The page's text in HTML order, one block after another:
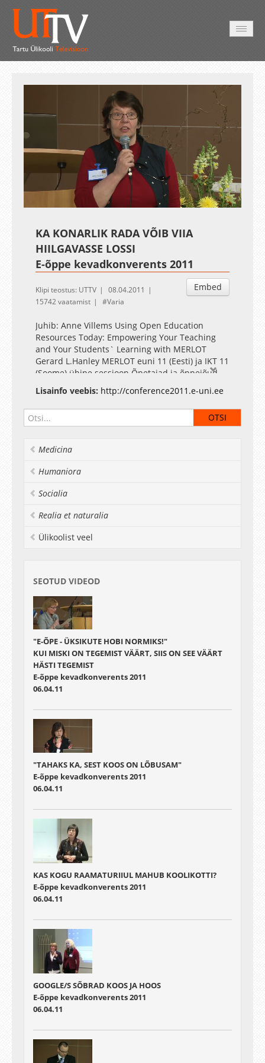
Unmute Loaded
1.04%
Esituskiirused
Auto
KA KONARLIK RADA VÕIB VIIA
HIILGAVASSE LOSSI
E-õppe kevadkonverents 2011
Embed
Klipi teostus: UTTV
08.04.2011
15742 vaatamist
Varia
Juhib: Anne Villems Using Open Education
Resources Today: Empowering Your Teaching
and Your Students` Learning with MERLOT
Gerard L.Hanley MERLOT euni 11 (Eesti) ja IKT 11
(Soome) ühine sessioon Õpetajad ja õppejõud
digitaalsete õppematerjalide loojatena:
uuringud, arendustegevus ja praktika Eesti kõrg-
ja kutsekoolides Mart Laanpere Tallinna Ülikool
SOMETU - Social Media on Learning - Learning
Ville Venäläinen; Tarmo Toikkanen SOMETU
Lisainfo veebis: http://conference2011.e-uni.ee
Medicina
Humaniora
Socialia
Realia et naturalia
Ülikoolist veel
SEOTUD VIDEOD
"E-ÕPE - ÜKSIKUTE HOBI NORMIKS!"
KUI MISKI ON TEGEMIST VÄÄRT, SIIS ON SEE VÄÄRT
HÄSTI TEGEMIST
E-õppe kevadkonverents 2011
06.04.11
"TAHAKS KA, SEST KOOS ON LÕBUSAM"
E-õppe kevadkonverents 2011
06.04.11
KAS KOGU RAAMATURIIUL MAHUB KOOLIKOTTI?
E-õppe kevadkonverents 2011
06.04.11
GOOGLE/S SÕBRAD KOOS JA HOOS
E-õppe kevadkonverents 2011
06.04.11